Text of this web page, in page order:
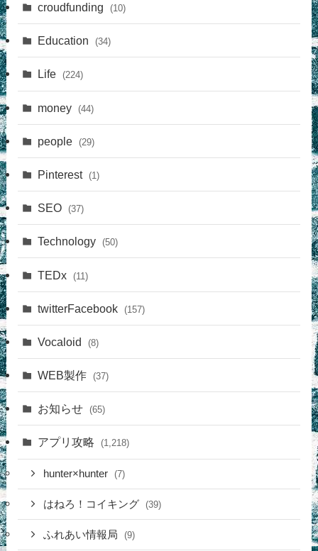
croudfunding (10)
Education (34)
Life (224)
money (44)
people (29)
Pinterest (1)
SEO (37)
Technology (50)
TEDx (11)
twitterFacebook (157)
Vocaloid (8)
WEB製作 (37)
お知らせ (65)
アプリ攻略 (1,218)
hunter×hunter (7)
はねろ！コイキング (39)
ふれあい情報局 (9)